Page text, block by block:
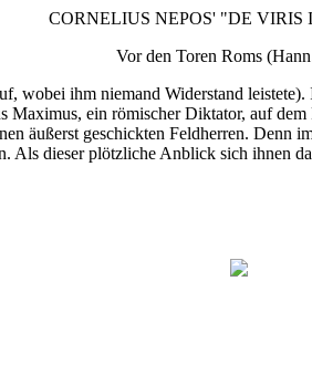
CORNELIUS NEPOS' "DE VIRIS
Vor den Toren Roms
wobei ihm niemand Widerstand
ein römischer Diktator, auf
äußerst geschickten Feldherren.
dieser plötzliche Anblick sich ihnen